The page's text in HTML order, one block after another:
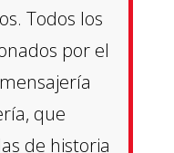
Todos los
por el
que
de historia